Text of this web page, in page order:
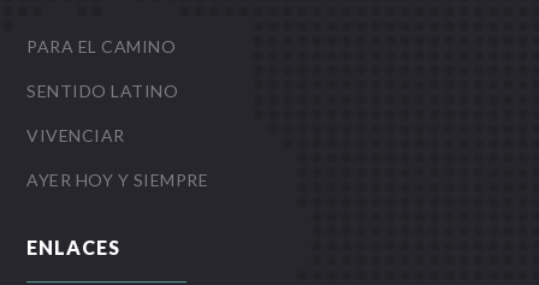
PARA EL CAMINO
SENTIDO LATINO
VIVENCIAR
AYER HOY Y SIEMPRE
ENLACES